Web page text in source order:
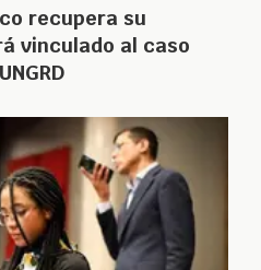
recupera su
vinculado al caso